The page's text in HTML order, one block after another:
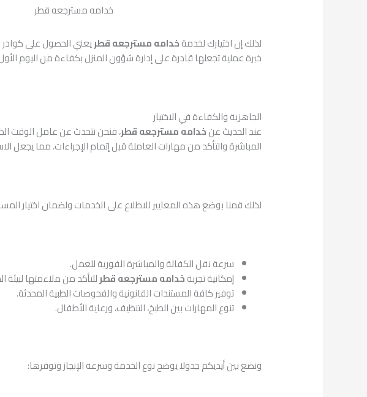
خدامه مسترجعه قطر
لذلك إن اختيارك لخدمةخدامه مسترجعه قطريعني الحصول على كوادر
خبرة عملية تجعلها قادرة على إدارة شؤون المنزل بكفاءة من اليوم
الجاهزية والكفاءة في الاختيار
عند الحديث عنخدامه مسترجعه قطر، فنحن نتحدث عن عامل الوقت
المباشرة والتأكد من مهارات العاملة قبل إتمام الإجراءات، مما يجعل
لذلك قمنا بوضع هذه المعايير للاطلاع على الخدمات ولضمان اختيار
سرعة نقل الكفالة والمباشرة الفورية للعمل.
إمكانية تجربةخدامه مسترجعه قطرللتأكد من ملاءمتها لبيئة
توفير كافة المستندات القانونية والفحوصات الطبية المحدثة.
تنوع المهارات بين الطبخ، التنظيف، ورعاية الأطفال.
ونضع بين أيديكم جدولا يوضح نوع الخدمة وسرعة الإنجاز وتوفرها: